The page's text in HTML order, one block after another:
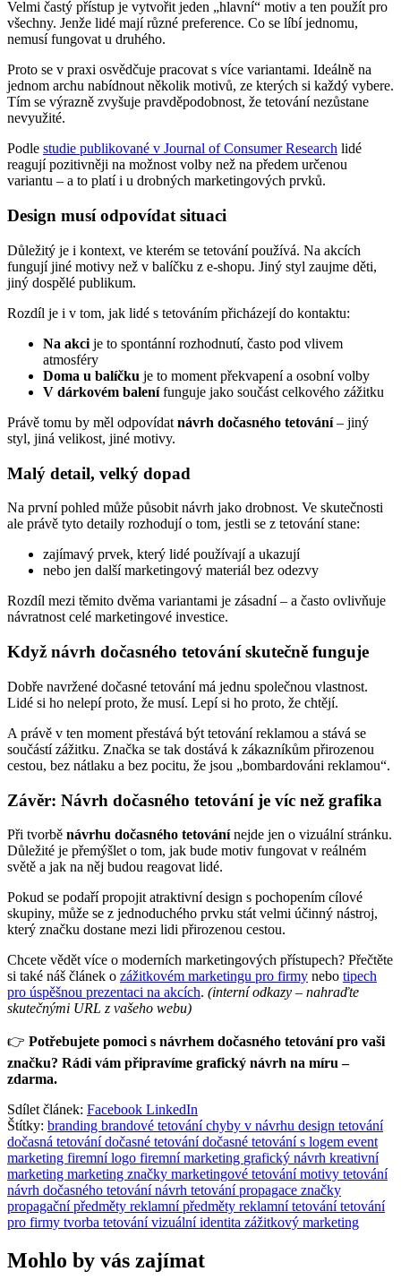
Velmi častý přístup je vytvořit jeden „hlavní“ motiv a ten použít pro
všechny. Jenže lidé mají různé preference. Co se líbí jednomu,
nemusí fungovat u druhého.
Proto se v praxi osvědčuje pracovat s více variantami. Ideálně na
jednom archu nabídnout několik motivů, ze kterých si každý vybere.
Tím se výrazně zvyšuje pravděpodobnost, že tetování nezůstane
nevyužité.
Podle studie publikované v Journal of Consumer Research lidé
reagují pozitivněji na možnost volby než na předem určenou
variantu – a to platí i u drobných marketingových prvků.
Design musí odpovídat situaci
Důležitý je i kontext, ve kterém se tetování používá. Na akcích
fungují jiné motivy než v balíčku z e-shopu. Jiný styl zaujme děti,
jiný dospělé publikum.
Rozdíl je i v tom, jak lidé s tetováním přicházejí do kontaktu:
Na akci je to spontánní rozhodnutí, často pod vlivem
atmosféry
Doma u balíčku je to moment překvapení a osobní volby
V dárkovém balenífunguje jako součást celkového zážitku
Právě tomu by měl odpovídat návrh dočasného tetování– jiný
styl, jiná velikost, jiné motivy.
Malý detail, velký dopad
Na první pohled může působit návrh jako drobnost. Ve skutečnosti
ale právě tyto detaily rozhodují o tom, jestli se z tetování stane:
zajímavý prvek, který lidé používají a ukazují
nebo jen další marketingový materiál bez odezvy
Rozdíl mezi těmito dvěma variantami je zásadní – a často ovlivňuje
návratnost celé marketingové investice.
Když návrh dočasného tetování skutečně funguje
Dobře navržené dočasné tetování má jednu společnou vlastnost.
Lidé si ho nelepí proto, že musí. Lepí si ho proto, že chtějí.
A právě v ten moment přestává být tetování reklamou a stává se
součástí zážitku. Značka se tak dostává k zákazníkům přirozenou
cestou, bez nátlaku a bez pocitu, že jsou „bombardováni reklamou“.
Závěr: Návrh dočasného tetování je víc než grafika
Při tvorbě návrhu dočasného tetovánínejde jen o vizuální stránku.
Důležité je přemýšlet o tom, jak bude motiv fungovat v reálném
světě a jak na něj budou reagovat lidé.
Pokud se podaří propojit atraktivní design s pochopením cílové
skupiny, může se z jednoduchého prvku stát velmi účinný nástroj,
který značku dostane mezi lidi přirozenou cestou.
Chcete vědět více o moderních marketingových přístupech? Přečtěte
si také náš článek o zážitkovém marketingu pro firmy nebo tipech
pro úspěšnou prezentaci na akcích. (interní odkazy – nahraďte
skutečnými URL z vašeho webu)
👉 Potřebujete pomoci s návrhem dočasného tetování pro vaši
značku? Rádi vám připravíme grafický návrh na míru –
zdarma.
Sdílet článek: Facebook LinkedIn
Štítky: branding brandové tetováníchyby v návrhu design tetování
dočasná tetovánídočasné tetovánídočasné tetování s logem event
marketing firemní logo firemní marketing grafický návrh kreativní
marketing marketing značky marketingové tetovánímotivy tetování
návrh dočasného tetovánínávrh tetovánípropagace značky
propagační předměty reklamní předměty reklamní tetovánítetování
pro firmy tvorba tetovánívizuální identita zážitkový marketing
Mohlo by vás zajímat